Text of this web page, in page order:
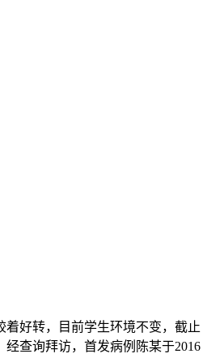
好转，目前学生环境不变，截止
查询拜访，首发病例陈某于2016